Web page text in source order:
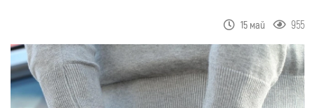
15 май 955